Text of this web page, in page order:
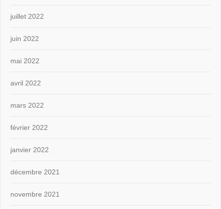
juillet 2022
juin 2022
mai 2022
avril 2022
mars 2022
février 2022
janvier 2022
décembre 2021
novembre 2021